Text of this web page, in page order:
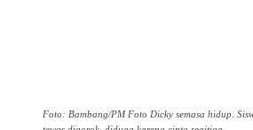
Foto: Bambang/PM Foto Dicky semasa hidup.